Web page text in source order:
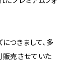
つきまして、多
販売させていた